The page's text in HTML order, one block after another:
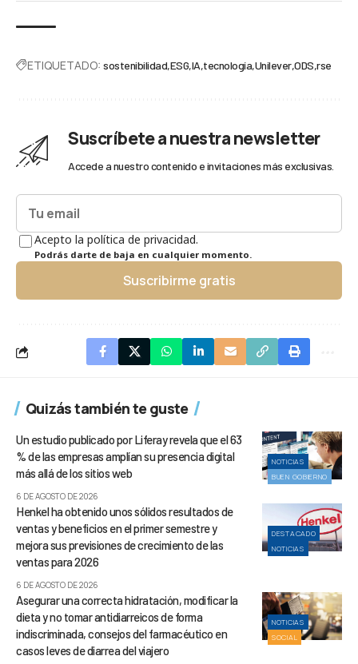
ETIQUETADO: sostenibilidad ESG IA tecnología Unilever ODS rse
Suscríbete a nuestra newsletter
Accede a nuestro contenido e invitaciones más exclusivas.
Acepto la política de privacidad.
Podrás darte de baja en cualquier momento.
Suscribirme gratis
Quizás también te guste
NOTICIAS
BUEN GOBIERNO
Un estudio publicado por Liferay revela que el 63
% de las empresas amplían su presencia digital
más allá de los sitios web
6 DE AGOSTO DE 2026
DESTACADO
NOTICIAS
Henkel ha obtenido unos sólidos resultados de
ventas y beneficios en el primer semestre y
mejora sus previsiones de crecimiento de las
ventas para 2026
6 DE AGOSTO DE 2026
NOTICIAS
SOCIAL
Asegurar una correcta hidratación, modificar la
dieta y no tomar antidiarreicos de forma
indiscriminada, consejos del farmacéutico en
casos leves de diarrea del viajero